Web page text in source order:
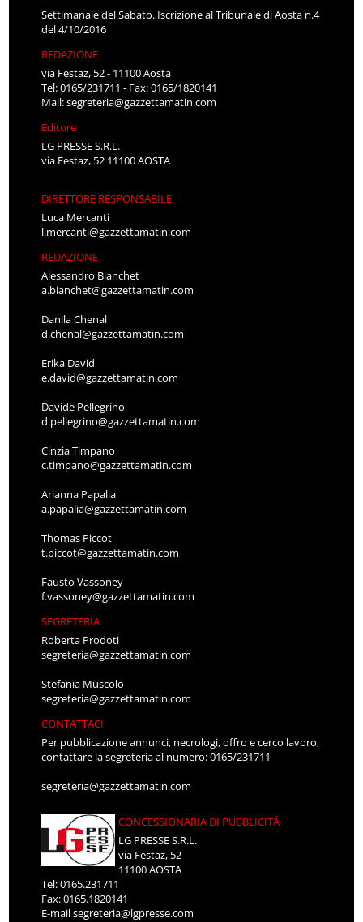
Settimanale del Sabato. Iscrizione al Tribunale di Aosta n.4
del 4/10/2016
REDAZIONE
via Festaz, 52 - 11100 Aosta
Tel: 0165/231711 - Fax: 0165/1820141
Mail:segreteria@gazzettamatin.com
Editore
LG PRESSE S.R.L.
via Festaz, 52 11100 AOSTA
DIRETTORE RESPONSABILE
Luca Mercanti
l.mercanti@gazzettamatin.com
REDAZIONE
Alessandro Bianchet
a.bianchet@gazzettamatin.com
Danila Chenal
d.chenal@gazzettamatin.com
Erika David
e.david@gazzettamatin.com
Davide Pellegrino
d.pellegrino@gazzettamatin.com
Cinzia Timpano
c.timpano@gazzettamatin.com
Arianna Papalia
a.papalia@gazzettamatin.com
Thomas Piccot
t.piccot@gazzettamatin.com
Fausto Vassoney
f.vassoney@gazzettamatin.com
SEGRETERIA
Roberta Prodoti
segreteria@gazzettamatin.com
Stefania Muscolo
segreteria@gazzettamatin.com
CONTATTACI
Per pubblicazione annunci, necrologi, offro e cerco lavoro,
contattare la segreteria al numero: 0165/231711
segreteria@gazzettamatin.com
CONCESSIONARIA DI PUBBLICITÀ
LG PRESSE S.R.L.
via Festaz, 52
11100 AOSTA
Tel: 0165.231711
Fax: 0165.1820141
E-mailsegreteria@lgpresse.com